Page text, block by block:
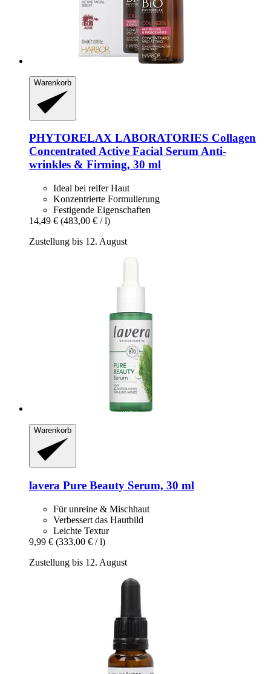
Warenkorb
PHYTORELAX LABORATORIES Collagen
Concentrated Active Facial Serum Anti-​
wrinkles & Firming, 30 ml
Ideal bei reifer Haut
Konzentrierte Formulierung
Festigende Eigenschaften
14,49 € (483,00 € / l)
Zustellung bis 12. August
Warenkorb
lavera Pure Beauty Serum, 30 ml
Für unreine & Mischhaut
Verbessert das Hautbild
Leichte Textur
9,99 € (333,00 € / l)
Zustellung bis 12. August